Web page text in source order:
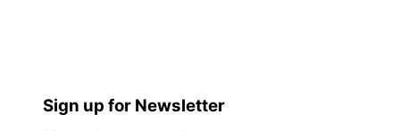
Sign up for Newsletter